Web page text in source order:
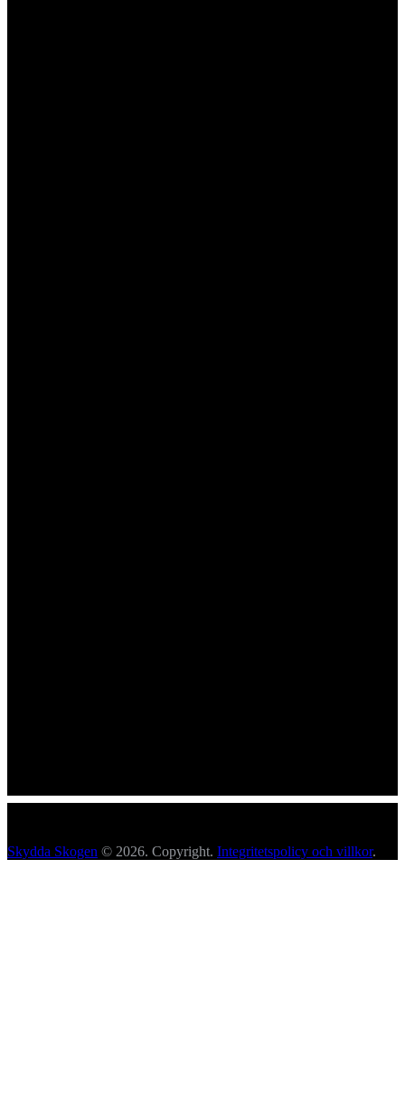
Skydda Skogen © 2026. Copyright. Integritetspolicy och villkor.